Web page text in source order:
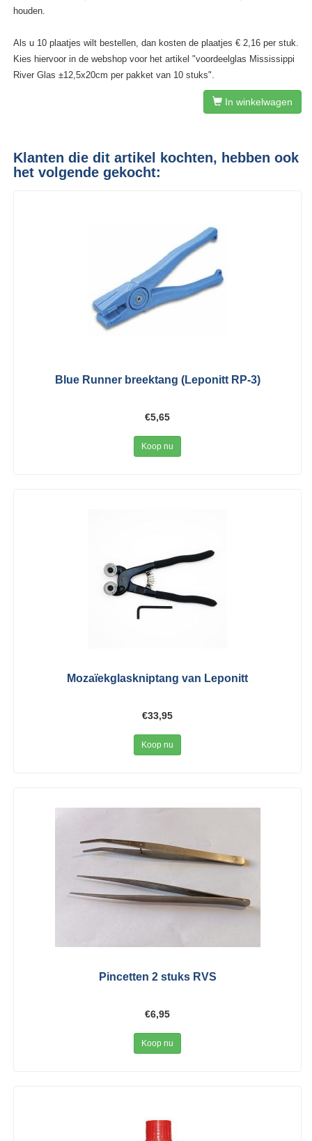
houden.
Als u 10 plaatjes wilt bestellen, dan kosten de plaatjes € 2,16 per stuk.
Kies hiervoor in de webshop voor het artikel "voordeelglas Mississippi
River Glas ±12,5x20cm per pakket van 10 stuks".
In winkelwagen
Klanten die dit artikel kochten, hebben ook
het volgende gekocht:
Blue Runner breektang (Leponitt RP-3)
€5,65
Koop nu
Mozaïekglaskniptang van Leponitt
€33,95
Koop nu
Pincetten 2 stuks RVS
€6,95
Koop nu